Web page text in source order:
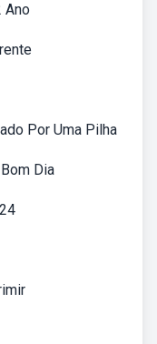
Ano
Por Uma Pilha
Dia